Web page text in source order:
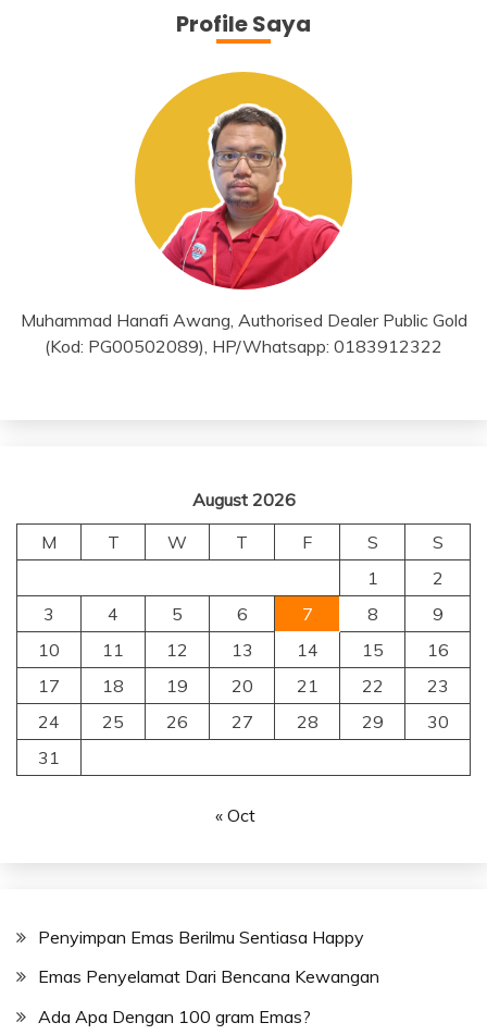
Profile Saya
Muhammad Hanafi Awang, Authorised Dealer Public Gold
(Kod: PG00502089), HP/Whatsapp: 0183912322
August 2026
M
T W T F S
S
1
2
3
4 5 6 7 8
9
10
11 12 13 14 15
16
17
18 19 20 21 22
23
24
25 26 27 28 29
30
31
« Oct
Penyimpan Emas Berilmu Sentiasa Happy
Emas Penyelamat Dari Bencana Kewangan
Ada Apa Dengan 100 gram Emas?